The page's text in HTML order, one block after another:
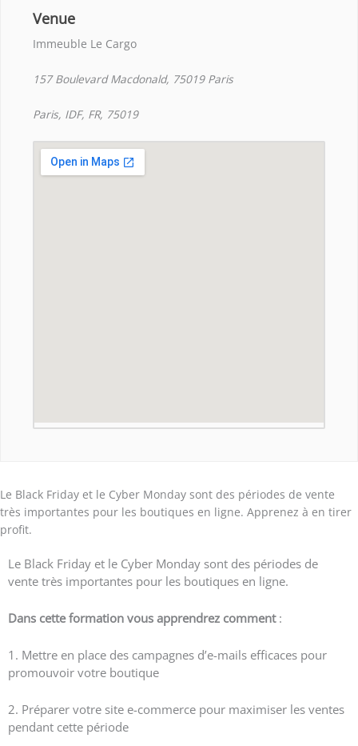
Venue
Immeuble Le Cargo
157 Boulevard Macdonald, 75019 Paris
Paris, IDF, FR, 75019
Le Black Friday et le Cyber Monday sont des périodes de vente
très importantes pour les boutiques en ligne. Apprenez à en tirer
profit.
Le Black Friday et le Cyber Monday sont des périodes de
vente très importantes pour les boutiques en ligne.
Dans cette formation vous apprendrez comment :
1. Mettre en place des campagnes d’e-mails efficaces pour
promouvoir votre boutique
2. Préparer votre site e-commerce pour maximiser les ventes
pendant cette période